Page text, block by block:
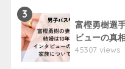
3
富樫勇樹選
ビューの真
45307 views